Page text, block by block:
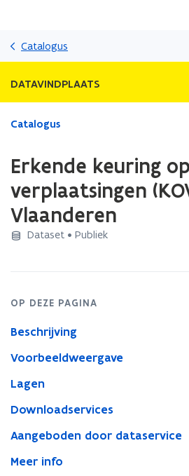
Catalogus
DATAVINDPLAATS
Gedaan
zich
op:
Erkende
keuring
Catalogus
Erkende keuring op
verplaatsingen
Vlaanderen
Dataset • Publiek
OP DEZE PAGINA
Beschrijving
Voorbeeldweergave
Lagen
Downloadservices
Aangeboden door dataservice
Meer info